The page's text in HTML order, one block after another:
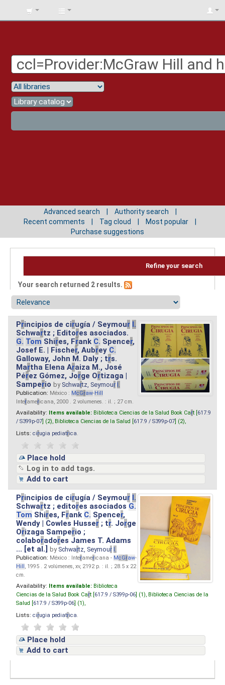
BIBLIOTECA
Advanced search
Authority search
Recent comments
Tag cloud
Most popular
Purchase suggestions
Refine your search
Your search returned 2 results.
Principios de cirugía / Seymour I.
Schwartz ; Editores asociados.
G. Tom Shires, Frank C. Spencer,
Josef E. | Fischer, Aubrey C.
Galloway, John M. Daly ; trs.
Martha Elena Araiza M., José
Pérez Gómez, Jorge Ortizaga |
Samperio by Schwartz, Seymour I.
Publication: México : McGraw-Hill
Interamericana, 2000 . 2 volumenes. : il. ; 27 cm.
Availability: Items available: Biblioteca Ciencias de la Salud Book Cart [ 617.9
/ S399p-07 ] (2), Biblioteca Ciencias de la Salud [ 617.9 / S399p-07 ] (2),
Lists: cirugia pediatrica
Place hold
Log in to add tags.
Add to cart
Principios de cirugía / Seymour I.
Schwartz ; editores asociados G.
Tom Shires, Frank C. Spencer,
Wendy | Cowles Husser ; tr. Jorge
Orizaga Samperio ;
colaboradores James T. Adams
... [et al.]by Schwartz, Seymour I.
Publication: México : Interamericana - McGraw-
Hill, 1995 . 2 volúmenes, xv, 2192 p. : il. ; 28.5 x 22
cm.
Availability: Items available: Biblioteca
Ciencias de la Salud Book Cart [ 617.9 / S399p-06 ] (1), Biblioteca Ciencias de la
Salud [ 617.9 / S399p-06 ] (1),
Lists: cirugia pediatrica
Place hold
Add to cart